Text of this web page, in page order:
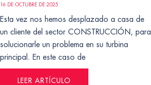
16 DE OCTUBRE DE 2025
Esta vez nos hemos desplazado a casa de
un cliente del sector CONSTRUCCIÓN, para
solucionarle un problema en su turbina
principal. En este caso de
LEER ARTÍCULO